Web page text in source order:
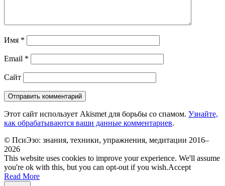
Имя *
Email *
Сайт
Этот сайт использует Akismet для борьбы со спамом. Узнайте,
как обрабатываются ваши данные комментариев.
© ПсиЭзо: знания, техники, упражнения, медитации 2016–
2026
This website uses cookies to improve your experience. We'll assume
you're ok with this, but you can opt-out if you wish.Accept
Read More